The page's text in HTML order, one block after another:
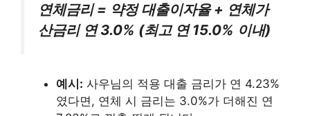
연체금리 = 약정 대출이자율 + 연체가
산금리 연 3.0% (최고 연 15.0% 이내)
예시: 사우님의 적용 대출 금리가 연 4.23%
였다면, 연체 시 금리는 3.0%가 더해진 연